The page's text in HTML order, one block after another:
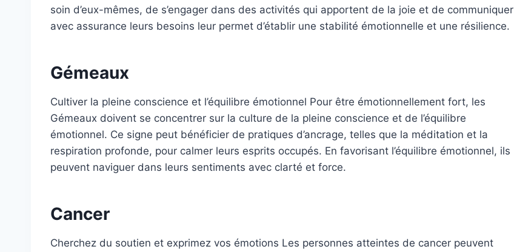
soin d’eux-mêmes, de s’engager dans des activités qui apportent de la joie et de communiquer
avec assurance leurs besoins leur permet d’établir une stabilité émotionnelle et une résilience.
Gémeaux
Cultiver la pleine conscience et l’équilibre émotionnel Pour être émotionnellement fort, les
Gémeaux doivent se concentrer sur la culture de la pleine conscience et de l’équilibre
émotionnel. Ce signe peut bénéficier de pratiques d’ancrage, telles que la méditation et la
respiration profonde, pour calmer leurs esprits occupés. En favorisant l’équilibre émotionnel, ils
peuvent naviguer dans leurs sentiments avec clarté et force.
Cancer
Cherchez du soutien et exprimez vos émotions Les personnes atteintes de cancer peuvent